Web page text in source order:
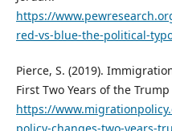
https://
red-vs-blue-the-political-
Pierce, S. (2019).
First Two Years of the
https://